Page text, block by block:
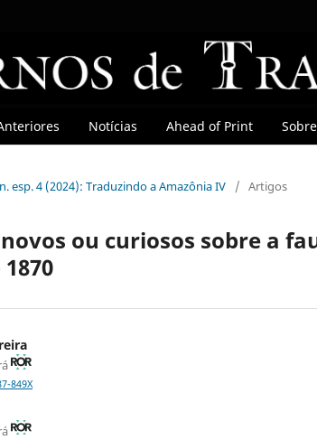
Notícias Ahead of Print Sobre
esp. 4 (2024): Traduzindo a Amazônia IV / Artigos
ou curiosos sobre a
849X